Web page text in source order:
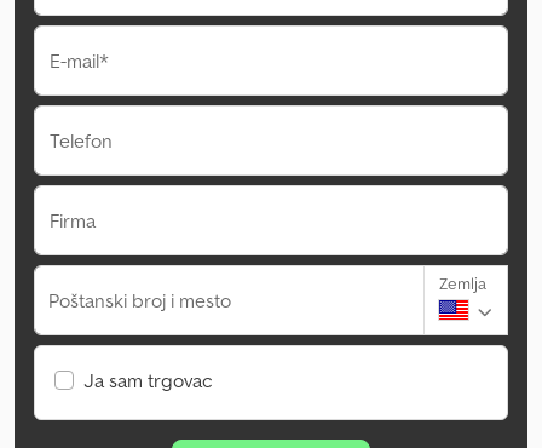
E-mail*
Telefon
Firma
Poštanski broj i mesto
Zemlja
Ja sam trgovac